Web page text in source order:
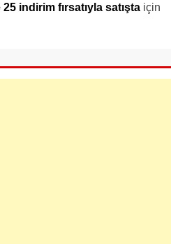
indirim fırsatıyla satışta için